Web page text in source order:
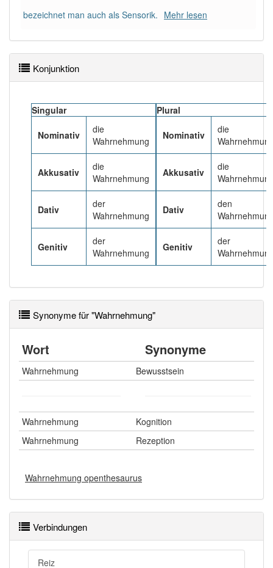
Wörter mit Endung -wahrnehmungaber mit einem
83% unserer Spielapp-Nutzer haben den Artikel
korrekt erraten.
bezeichnet man auch als Sensorik. Mehr lesen
Konjunktion
Singular
Nominativ
die
Wahrnehmung
Akkusativ
die
Wahrnehmung
Dativ
der
Wahrnehmung
Genitiv
der
Wahrnehmung
Plural
Nominativ
die
Akkusativ
die
Dativ
den
Genitiv
der
Synonyme für "Wahrnehmung"
Wort Synonyme
Wahrnehmung Bewusstsein
Wahrnehmung
Kognition
Wahrnehmung
Rezeption
Wahrnehmung openthesaurus
Verbindungen
Reiz